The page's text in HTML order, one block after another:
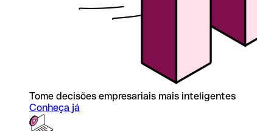
Tome decisões empresariais mais inteligentes
Conheça já